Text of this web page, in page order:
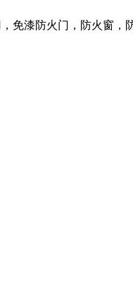
免漆防火门，防火窗